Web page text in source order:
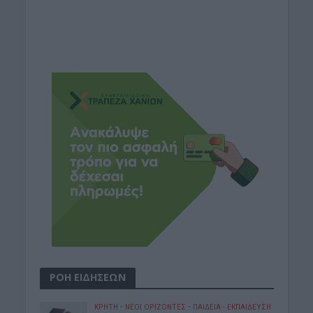
ΡΟΗ ΕΙΔΗΣΕΩΝ
ΚΡΗΤΗ • ΝΕΟΙ ΟΡΙΖΟΝΤΕΣ • ΠΑΙΔΕΙΑ - ΕΚΠΑΙΔΕΥΣΗ